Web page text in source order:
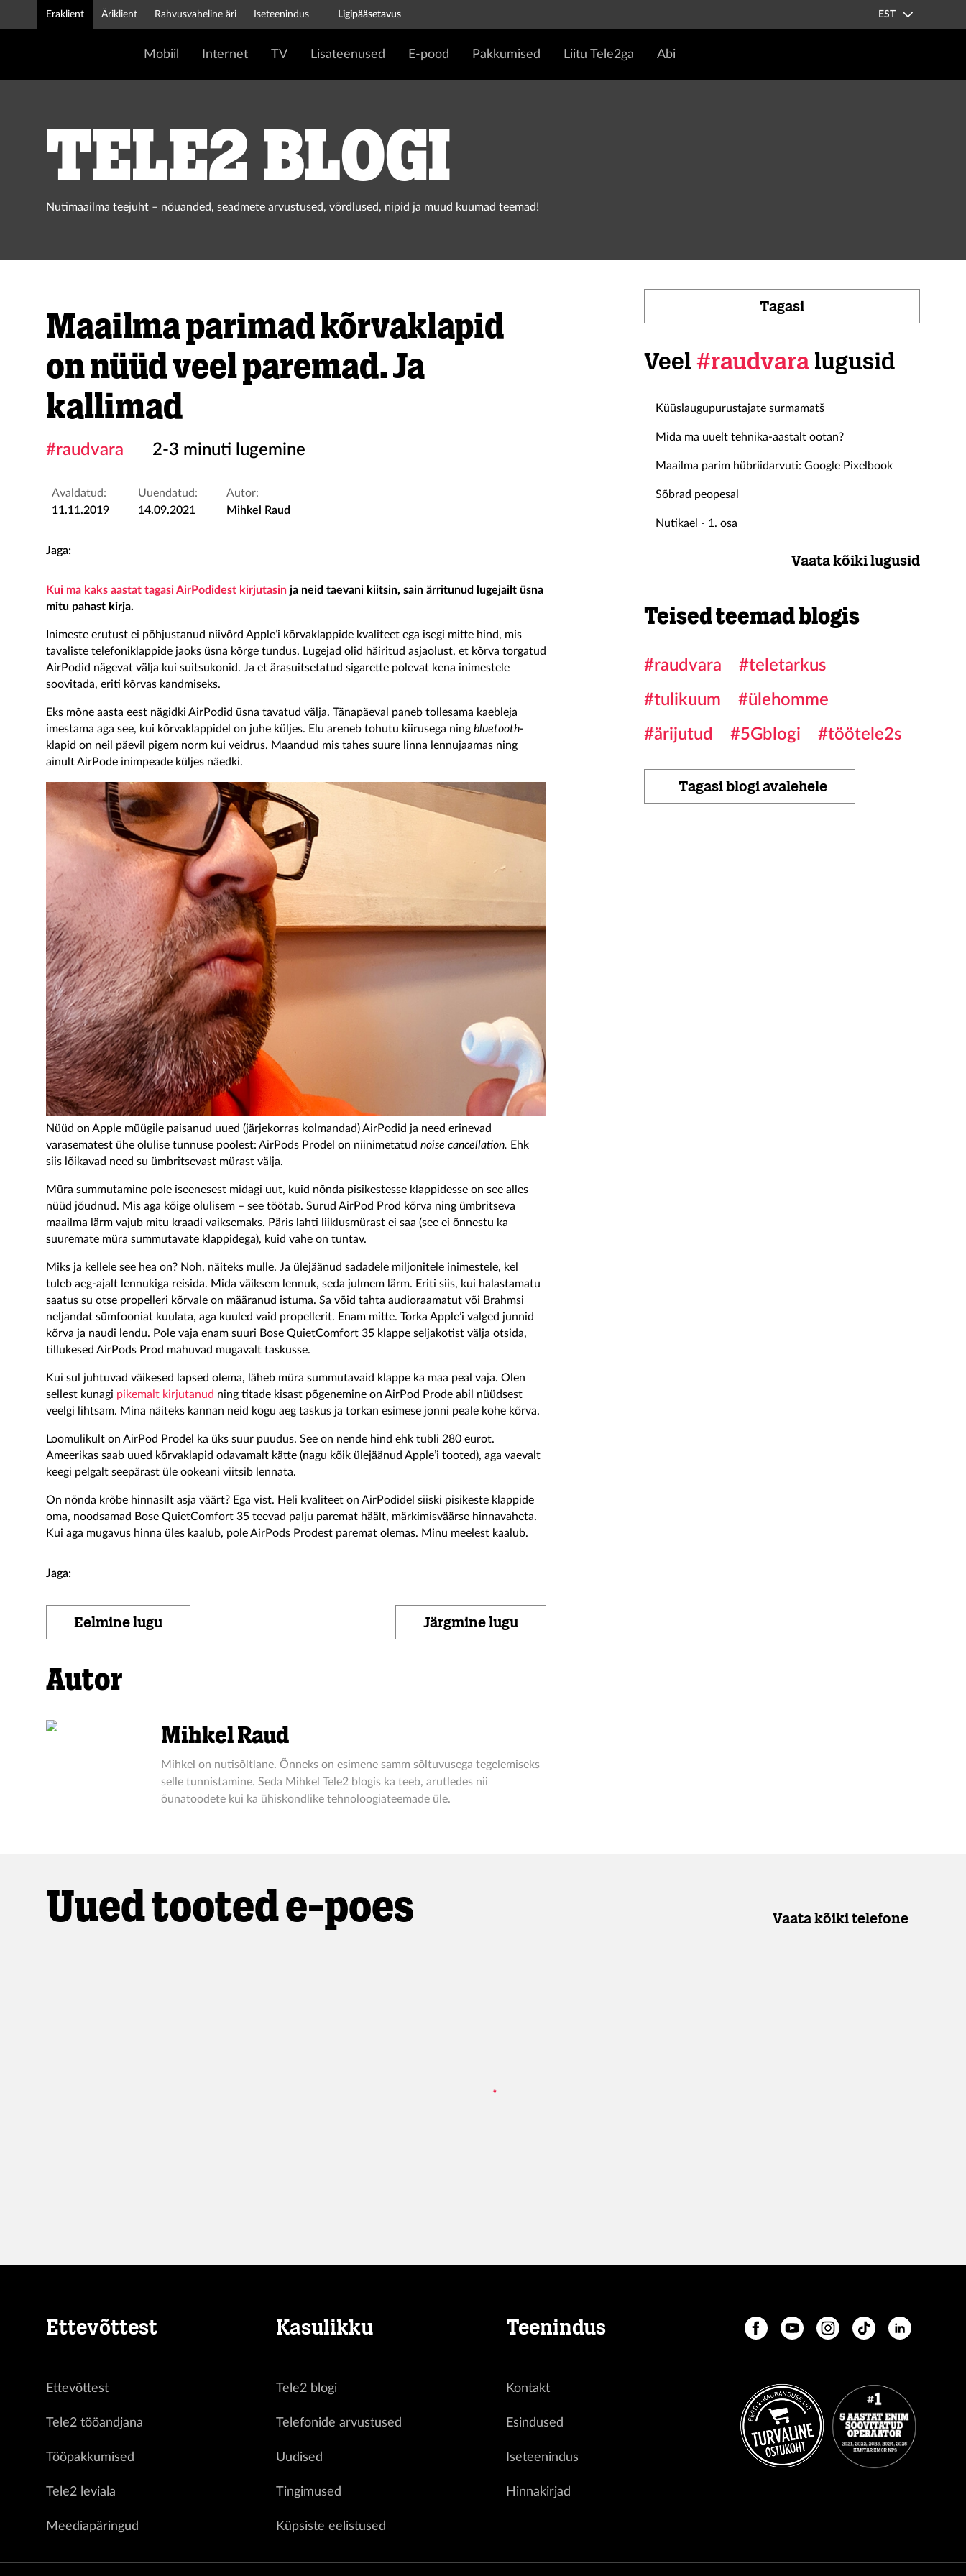
Eraklient Äriklient Rahvusvaheline äri Iseteenindus Ligipääsetavus EST
Mobiil Internet TV Lisateenused E-pood Pakkumised Liitu Tele2ga Abi
Tele2 blogi
Nutimaailma teejuht – nõuanded, seadmete arvustused, võrdlused, nipid ja muud kuumad teemad!
Maailma parimad kõrvaklapid
on nüüd veel paremad. Ja
kallimad
#raudvara 2-3 minuti lugemine
Avaldatud:
11.11.2019
Uuendatud:
14.09.2021
Autor:
Mihkel Raud
Jaga:
Kui ma kaks aastat tagasi AirPodidest kirjutasin ja neid taevani kiitsin, sain ärritunud lugejailt üsna
mitu pahast kirja.
Inimeste erutust ei põhjustanud niivõrd Apple’i kõrvaklappide kvaliteet ega isegi mitte hind, mis
tavaliste telefoniklappide jaoks üsna kõrge tundus. Lugejad olid häiritud asjaolust, et kõrva torgatud
AirPodid nägevat välja kui suitsukonid. Ja et ärasuitsetatud sigarette polevat kena inimestele
soovitada, eriti kõrvas kandmiseks.
Eks mõne aasta eest nägidki AirPodid üsna tavatud välja. Tänapäeval paneb tollesama kaebleja
imestama aga see, kui kõrvaklappidel on juhe küljes. Elu areneb tohutu kiirusega ning bluetooth-
klapid on neil päevil pigem norm kui veidrus. Maandud mis tahes suure linna lennujaamas ning
ainult AirPode inimpeade küljes näedki.
Nüüd on Apple müügile paisanud uued (järjekorras kolmandad) AirPodid ja need erinevad
varasematest ühe olulise tunnuse poolest: AirPods Prodel on niinimetatud noise cancellation. Ehk
siis lõikavad need su ümbritsevast mürast välja.
Müra summutamine pole iseenesest midagi uut, kuid nõnda pisikestesse klappidesse on see alles
nüüd jõudnud. Mis aga kõige olulisem – see töötab. Surud AirPod Prod kõrva ning ümbritseva
maailma lärm vajub mitu kraadi vaiksemaks. Päris lahti liiklusmürast ei saa (see ei õnnestu ka
suuremate müra summutavate klappidega), kuid vahe on tuntav.
Miks ja kellele see hea on? Noh, näiteks mulle. Ja ülejäänud sadadele miljonitele inimestele, kel
tuleb aeg-ajalt lennukiga reisida. Mida väiksem lennuk, seda julmem lärm. Eriti siis, kui halastamatu
saatus su otse propelleri kõrvale on määranud istuma. Sa võid tahta audioraamatut või Brahmsi
neljandat sümfooniat kuulata, aga kuuled vaid propellerit. Enam mitte. Torka Apple’i valged junnid
kõrva ja naudi lendu. Pole vaja enam suuri Bose QuietComfort 35 klappe seljakotist välja otsida,
tillukesed AirPods Prod mahuvad mugavalt taskusse.
Kui sul juhtuvad väikesed lapsed olema, läheb müra summutavaid klappe ka maa peal vaja. Olen
sellest kunagi pikemalt kirjutanud ning titade kisast põgenemine on AirPod Prode abil nüüdsest
veelgi lihtsam. Mina näiteks kannan neid kogu aeg taskus ja torkan esimese jonni peale kohe kõrva.
Loomulikult on AirPod Prodel ka üks suur puudus. See on nende hind ehk tubli 280 eurot.
Ameerikas saab uued kõrvaklapid odavamalt kätte (nagu kõik ülejäänud Apple’i tooted), aga vaevalt
keegi pelgalt seepärast üle ookeani viitsib lennata.
On nõnda krõbe hinnasilt asja väärt? Ega vist. Heli kvaliteet on AirPodidel siiski pisikeste klappide
oma, noodsamad Bose QuietComfort 35 teevad palju paremat häält, märkimisväärse hinnavaheta.
Kui aga mugavus hinna üles kaalub, pole AirPods Prodest paremat olemas. Minu meelest kaalub.
Jaga:
Eelmine lugu Järgmine lugu
Autor
Mihkel Raud
Mihkel on nutisõltlane. Õnneks on esimene samm sõltuvusega tegelemiseks
selle tunnistamine. Seda Mihkel Tele2 blogis ka teeb, arutledes nii
õunatoodete kui ka ühiskondlike tehnoloogiateemade üle.
Tagasi
Veel #raudvara lugusid
Küüslaugupurustajate surmamatš
Mida ma uuelt tehnika-aastalt ootan?
Maailma parim hübriidarvuti: Google Pixelbook
Sõbrad peopesal
Nutikael - 1. osa
Vaata kõiki lugusid
Teised teemad blogis
#raudvara
#teletarkus
#tulikuum
#ülehomme
#ärijutud
#5Gblogi #töötele2s
Tagasi blogi avalehele
Uued tooted e-poes Vaata kõiki telefone
Ettevõttest
Ettevõttest
Tele2 tööandjana
Tööpakkumised
Tele2 leviala
Meediapäringud
Kasulikku
Tele2 blogi
Telefonide arvustused
Uudised
Tingimused
Küpsiste eelistused
Teenindus
Kontakt
Esindused
Iseteenindus
Hinnakirjad